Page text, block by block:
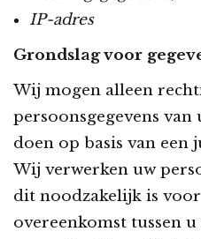
IP-adres
Grondslag voor
Wij mogen alleen
persoonsgegevens
doen op basis van een
Wij verwerken uw
dit noodzakelijk is
overeenkomst tussen u